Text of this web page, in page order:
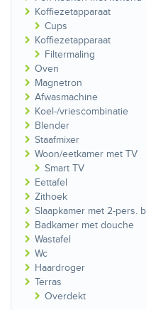
Koffiezetapparaat
Cups
Koffiezetapparaat
Filtermaling
Oven
Magnetron
Afwasmachine
Koel-/vriescombinatie
Blender
Staafmixer
Woon/eetkamer met TV
Smart TV
Eettafel
Zithoek
Slaapkamer met 2-pers.
Badkamer met douche
Wastafel
Wc
Haardroger
Terras
Overdekt